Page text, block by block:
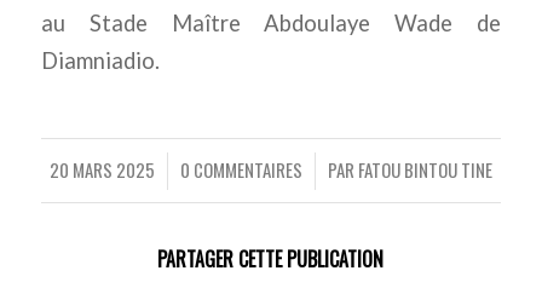
au Stade Maître Abdoulaye Wade de
Diamniadio.
20 MARS 2025
/ 0 COMMENTAIRES
/ PAR FATOU BINTOU TINE
PARTAGER CETTE PUBLICATION